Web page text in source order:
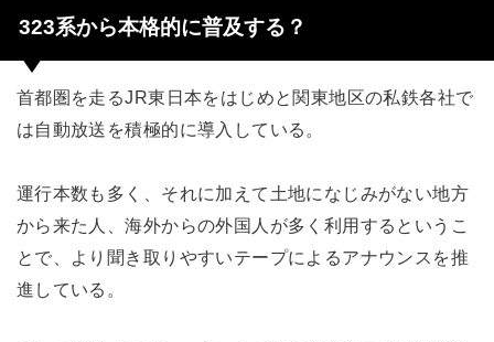
323系から本格的に普及する？
首都圏を走るJR東日本をはじめと関東地区の私鉄各社で
は自動放送を積極的に導入している。
運行本数も多く、それに加えて土地になじみがない地方
から来た人、海外からの外国人が多く利用するというこ
とで、より聞き取りやすいテープによるアナウンスを推
進している。